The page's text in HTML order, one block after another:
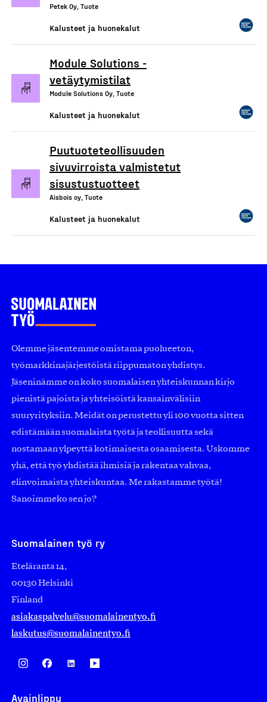
Petek Oy, Tuote
Kalusteet ja huonekalut
Module Solutions -
vetäytymistilat
Module Solutions Oy, Tuote
Kalusteet ja huonekalut
Puutuoteteollisuuden
sivuvirroista valmistetut
sisustustuotteet
Aisbois oy, Tuote
Kalusteet ja huonekalut
Olemme jäsentemme omistama puolueeton,
työmarkkinajärjestöistä riippumaton yhdistys.
Jäseninämme on koko suomalaisen yhteiskunnan kirjo
pienistä pajoista ja yhteisöistä kansainvälisiin
suuryrityksiin. Meidät on perustettu yli 100 vuotta sitten
edistämään suomalaista työtä ja teollisuutta sekä
nostamaan ylpeyttä kotimaisesta osaamisesta. Uskomme
yhä, että työ yhdistää ihmisiä ja rakentaa vahvaa,
elinvoimaista yhteiskuntaa. Me rakastamme työtä!
Sanoimmeko sen jo?
Suomalainen työ ry
Eteläranta 14,
00130 Helsinki
Finland
asiakaspalvelu@suomalainentyo.fi
laskutus@suomalainentyo.fi
Avainlippu